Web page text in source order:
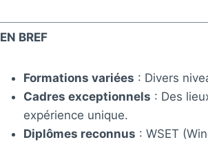
EN BREF
Formations variées : Divers
Cadres exceptionnels : Des
expérience unique.
Diplômes reconnus : WSET